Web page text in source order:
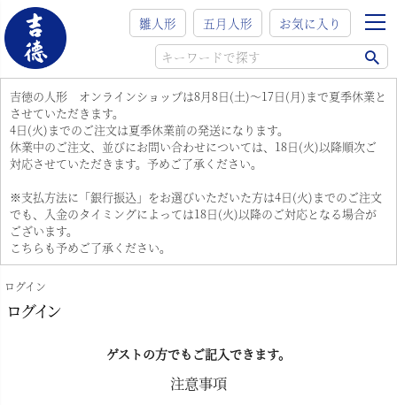
雛人形 五月人形 お気に入り
吉徳の人形 オンラインショップは8月8日(土)～17日(月)まで夏季休業と
させていただきます。
4日(火)までのご注文は夏季休業前の発送になります。
休業中のご注文、並びにお問い合わせについては、18日(火)以降順次ご
対応させていただきます。予めご了承ください。
※支払方法に「銀行振込」をお選びいただいた方は4日(火)までのご注文
でも、入金のタイミングによっては18日(火)以降のご対応となる場合が
ございます。
こちらも予めご了承ください。
ログイン
ログイン
ゲストの方でもご記入できます。
注意事項